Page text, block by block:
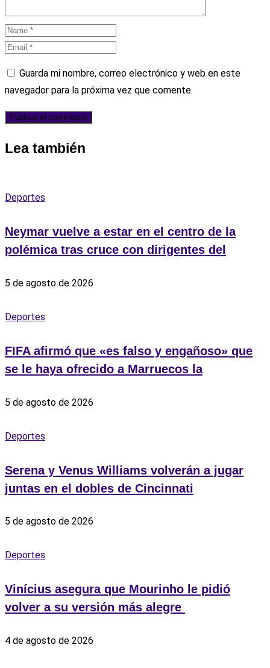
Guarda mi nombre, correo electrónico y web en este
navegador para la próxima vez que comente.
Lea también
Deportes
Neymar vuelve a estar en el centro de la
polémica tras cruce con dirigentes del
5 de agosto de 2026
Deportes
FIFA afirmó que «es falso y engañoso» que
se le haya ofrecido a Marruecos la
5 de agosto de 2026
Deportes
Serena y Venus Williams volverán a jugar
juntas en el dobles de Cincinnati
5 de agosto de 2026
Deportes
Vinícius asegura que Mourinho le pidió
volver a su versión más alegre ‎
4 de agosto de 2026